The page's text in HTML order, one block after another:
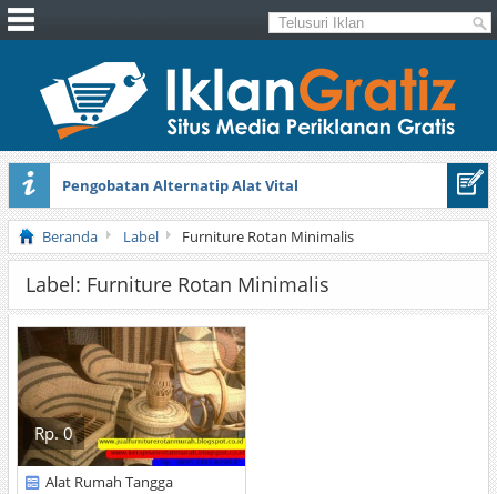
Pengobatan Alternatip Alat Vital
Pita Cantik Pesona
Beranda Label Furniture Rotan Minimalis
Label: Furniture Rotan Minimalis
Rp. 0
Alat Rumah Tangga